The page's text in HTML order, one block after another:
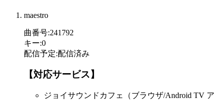
maestro
曲番号:241792
キー:0
配信予定:配信済み
【対応サービス】
ジョイサウンドカフェ（ブラウザ/Android TV ア